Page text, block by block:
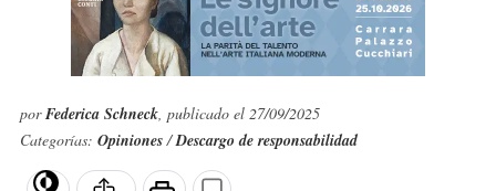
porFederica Schneck, publicado el 27/09/2025
Categorías: Opiniones/Descargo de responsabilidad